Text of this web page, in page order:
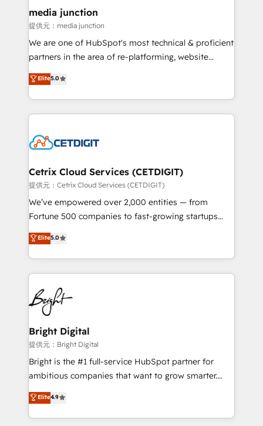
Mexico, USA, and Portugal—we've executed over a
hundred successful operations. Our approach,
rooted in RevOps principles, integrates analysis,
training, planning, and qualification. Leveraging
inbound marketing tactics, we focus on
understanding, nurturing, and converting leads.
competitive market.
media junction
提供元：media junction
We are one of HubSpot's most technical & proficient
partners in the area of re-platforming, website
design & development. We specialize in multi-hub
implementations for mid-market & enterprise
companies. We are woman-owned, powered by
coffee, and we ❤️ dogs. We produce award-winning
Impact Award 🏆2022 Technical Expertise Impact
Award 🏆2020 Elite Solutions Partner 🏆2019
Integrations HubSpot Impact Award 🏆2019
Marketing Enablement HubSpot Impact Award 🏆
2018 Website Design HubSpot Impact Award 🏆2017
Growth-Driven Design Agency of the Year 🏆2016
Sales Enablement HubSpot Impact Award 🏆2015
HubSpot COS Performance Award 🏆2014 HubSpot
COS Design Award 🏆2013 HubSpot Marketplace
Partner 📆Founded in 1997
Elite5.0
Cetrix Cloud Services (CETDIGIT)
提供元：Cetrix Cloud Services (CETDIGIT)
We’ve empowered over 2,000 entities — from
Fortune 500 companies to fast-growing startups
and nonprofits — to streamline operations, scale
revenue, and unlock the full potential of HubSpot.
With deep technical and industry expertise, we fuse
automation, integration, and AI innovation to deliver
lasting impact. We specialize in: • Turnkey and end-
to-end HubSpot implementations • Onboarding for
Sales, Service, Marketing & Content Hubs • AI voice
and chat agents, predictive automation, and smart
workflows • Salesforce + HubSpot integration •
RevOps and AI-driven sales enablement • Website
design and CMS development • ERP integration: SAP,
and CRM migration from any platform •
Client/member portals built on HubSpot • Custom
Elite5.0
Bright Digital
提供元：Bright Digital
Bright is the #1 full-service HubSpot partner for
ambitious companies that want to grow smarter.
From HubSpot onboarding, to training, from
developing a new website to lead generation and
digital marketing; we do it all (and with great
Elite4.9